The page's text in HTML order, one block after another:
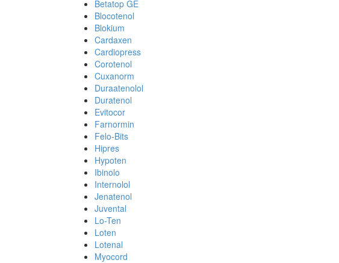
Betatop GE
Blocotenol
Blokium
Cardaxen
Cardiopress
Corotenol
Cuxanorm
Duraatenolol
Duratenol
Evitocor
Farnormin
Felo-Bits
Hipres
Hypoten
Ibinolo
Internolol
Jenatenol
Juvental
Lo-Ten
Loten
Lotenal
Myocord